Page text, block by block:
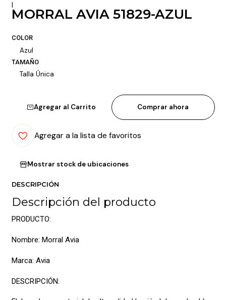
|
MORRAL AVIA 51829-AZUL
COLOR
Azul
TAMAÑO
Talla Única
Agregar al Carrito Comprar ahora
Agregar a la lista de favoritos
Mostrar stock de ubicaciones
DESCRIPCIÓN
Descripción del producto
PRODUCTO:
Nombre: Morral Avia
Marca: Avia
DESCRIPCIÓN: